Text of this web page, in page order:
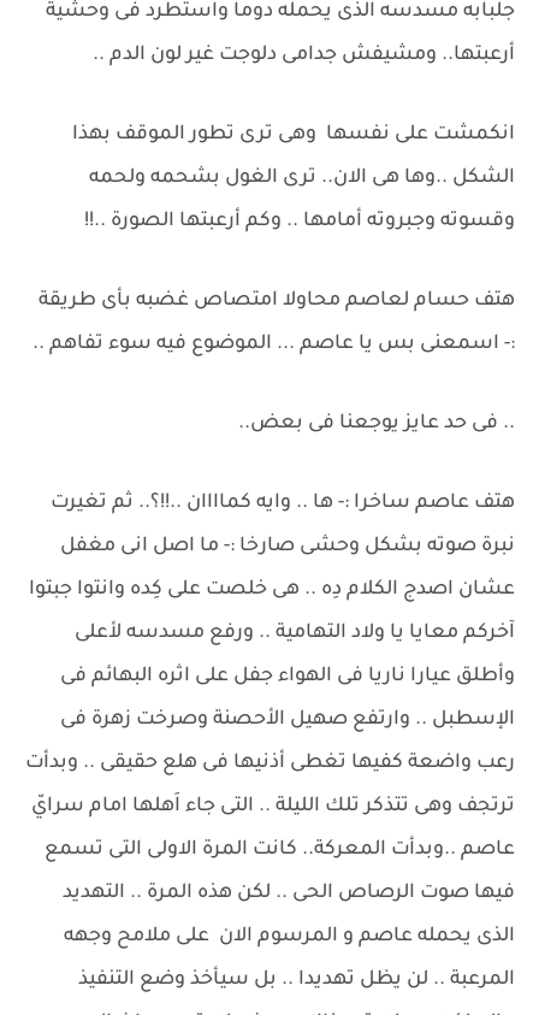
جلبابه مسدسه الذى يحمله دوماً واستطرد فى وحشية
أرعبتها.. ومشيفش جدامى دلوجت غير لون الدم ..
انكمشت على نفسها وهى ترى تطور الموقف بهذا
الشكل ..وها هى الان.. ترى الغول بشحمه ولحمه
وقسوته وجبروته أمامها .. وكم أرعبتها الصورة ..!!
هتف حسام لعاصم محاولا امتصاص غضبه بأى طريقة
:- اسمعنى بس يا عاصم ... الموضوع فيه سوء تفاهم ..
.. فى حد عايز يوجعنا فى بعض..
هتف عاصم ساخرا :- ها .. وايه كماااان ..!!؟.. ثم تغيرت
نبرة صوته بشكل وحشى صارخا :- ما اصل انى مغفل
عشان اصدج الكلام دِه .. هى خلصت على كِده وانتوا جبتوا
آخركم معايا يا ولاد التهامية .. ورفع مسدسه لأعلى
وأطلق عيارا ناريا فى الهواء جفل على اثره البهائم فى
الإسطبل .. وارتفع صهيل الأحصنة وصرخت زهرة فى
رعب واضعة كفيها تغطى أذنيها فى هلع حقيقى .. وبدأت
ترتجف وهى تتذكر تلك الليلة .. التى جاء اَهلها امام سرايّ
عاصم ..وبدأت المعركة.. كانت المرة الاولى التى تسمع
فيها صوت الرصاص الحى .. لكن هذه المرة .. التهديد
الذى يحمله عاصم و المرسوم الان على ملامح وجهه
المرعبة .. لن يظل تهديدا .. بل سيأخذ وضع التنفيذ